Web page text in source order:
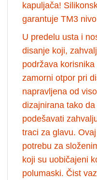
kapuljača!
garantuje TM3
U predelu usta i
disanje koji,
podržava
zamorni otpor pri
napravljena od
dizajnirana tako
podešavati
traci za glavu.
potrebu za
koji su uobičajeni
polumaski. Čist